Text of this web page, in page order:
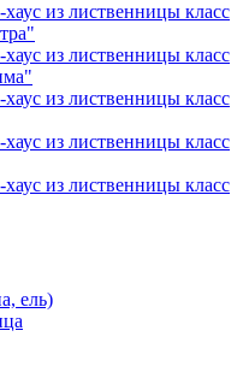
хаус из лиственницы класс
хаус из лиственницы класс
хаус из лиственницы класс
хаус из лиственницы класс
хаус из лиственницы класс
ель)